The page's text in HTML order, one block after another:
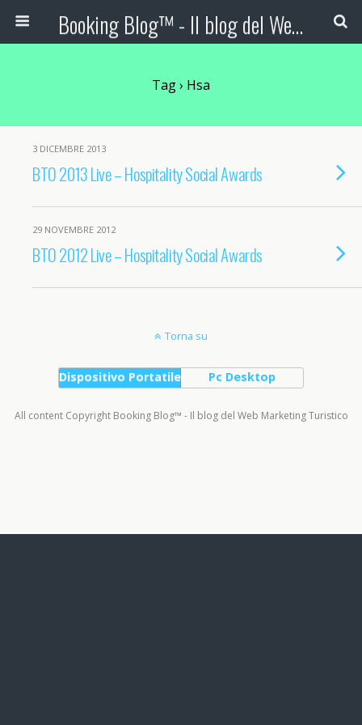
Booking Blog™ - Il blog del Web Marketing Turistico
Tag › Hsa
3 DICEMBRE 2013
BTO 2013 Live – Hospitality Social Awards
29 NOVEMBRE 2012
BTO 2012 Live – Hospitality Social Awards
Torna su
Dispositivo Portatile Pc Desktop
All content Copyright Booking Blog™ - Il blog del Web Marketing Turistico